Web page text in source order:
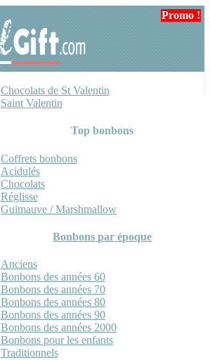
Chocolats de St Valentin
Saint Valentin
Top bonbons
Coffrets bonbons
Acidulés
Chocolats
Réglisse
Guimauve / Marshmallow
Bonbons par époque
Anciens
Bonbons des années 60
Bonbons des années 70
Bonbons des années 80
Bonbons des années 90
Bonbons des années 2000
Bonbons pour les enfants
Traditionnels
Promo !
Promo !
Promo !